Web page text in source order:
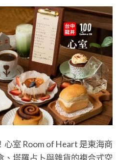
心室 Room of Heart 是東海商
、塔羅占卜與雜貨的複合式空